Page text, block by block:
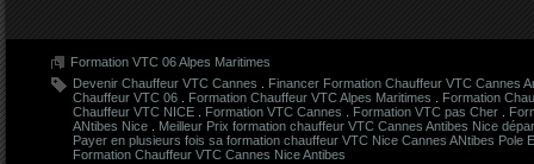
Formation VTC 06 Alpes Maritimes
Devenir Chauffeur VTC Cannes . Financer Formation Chauffeur VTC Cannes
Chauffeur VTC 06 . Formation Chauffeur VTC Alpes Maritimes . Formation
Chauffeur VTC NICE . Formation VTC Cannes . Formation VTC pas Cher .
ANtibes Nice . Meilleur Prix formation chauffeur VTC Cannes Antibes Nice
Payer en plusieurs fois sa formation chauffeur VTC Nice Cannes ANtibes Pole
Formation Chauffeur VTC Cannes Nice Antibes